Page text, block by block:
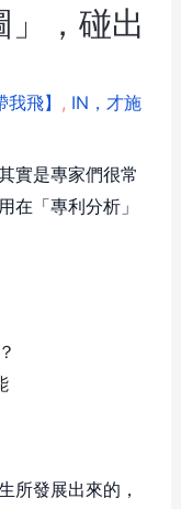
，碰出
飛】 , IN，才施
實是專家們很常
在「專利分析」
所發展出來的，